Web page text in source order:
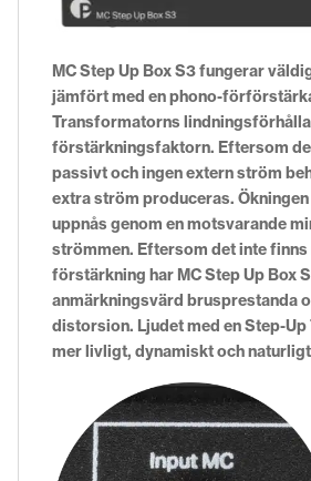
MC Step Up Box S3 fungerar
jämfört med en phono-
Transformatorns
förstärkningsfaktorn. Eftersom
passivt och ingen extern ström
extra ström produceras.
uppnås genom en motsvarande
strömmen. Eftersom det inte finns
förstärkning har MC Step Up Box
anmärkningsvärd brusprestanda
distorsion. Ljudet med en Step-
mer livligt, dynamiskt och